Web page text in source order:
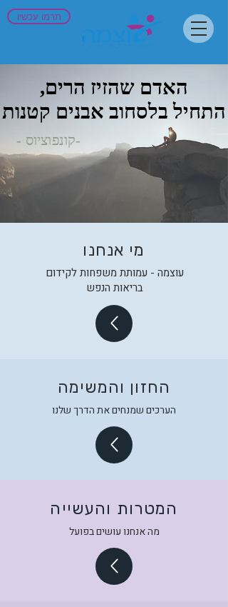
תרמו עכשיו
האדם שהזיז הרים,
התחיל בלסחוב אבנים קטנות
האדם שהזיז הרים,
התחיל בלסחוב אבנים קטנות
-קונפוציוס -
מי אנחנו
עוצמה - עמותת משפחות לקידום
בריאות הנפש
החזון והמשימה
הערכים שמנחים את הדרך שלנו
המטרות והעשייה
מה אנחנו עושים בפועל